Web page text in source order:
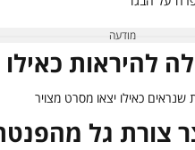
צורת גל